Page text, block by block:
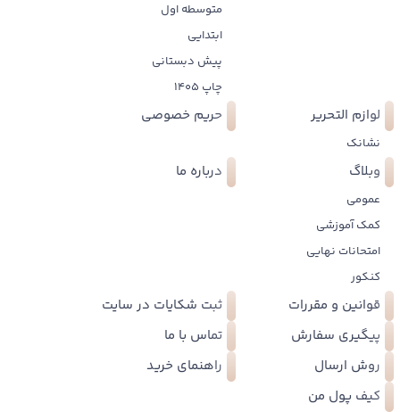
متوسطه اول
ابتدایی
پیش دبستانی
چاپ 1405
لوازم التحریر
نشانک
حریم خصوصی
وبلاگ
عمومی
کمک آموزشی
امتحانات نهایی
کنکور
درباره ما
قوانین و مقررات
ثبت شکایات در سایت
پیگیری سفارش
تماس با ما
روش ارسال
راهنمای خرید
کیف پول من